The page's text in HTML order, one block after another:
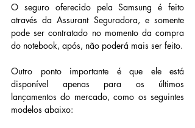
O seguro oferecido pela Samsung é feito
através da Assurant Seguradora, e somente
pode ser contratado no momento da compra
do notebook, após, não poderá mais ser feito.
Outro ponto importante é que ele está
disponível apenas para os últimos
lançamentos do mercado, como os seguintes
modelos abaixo: